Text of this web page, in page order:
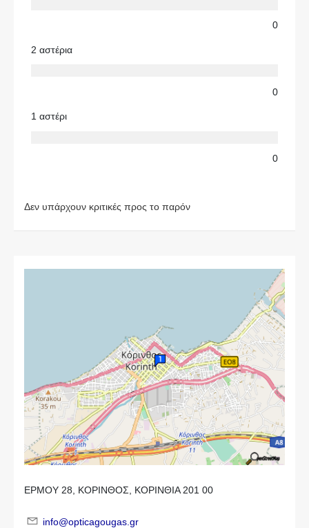
0
2 αστέρια
0
1 αστέρι
0
Δεν υπάρχουν κριτικές προς το παρόν
ΕΡΜΟΥ 28, ΚΟΡΙΝΘΟΣ, ΚΟΡΙΝΘΙΑ 201 00
info@opticagougas.gr